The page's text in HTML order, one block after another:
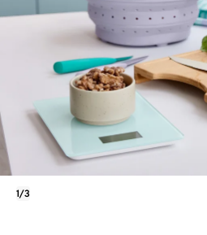
1/3